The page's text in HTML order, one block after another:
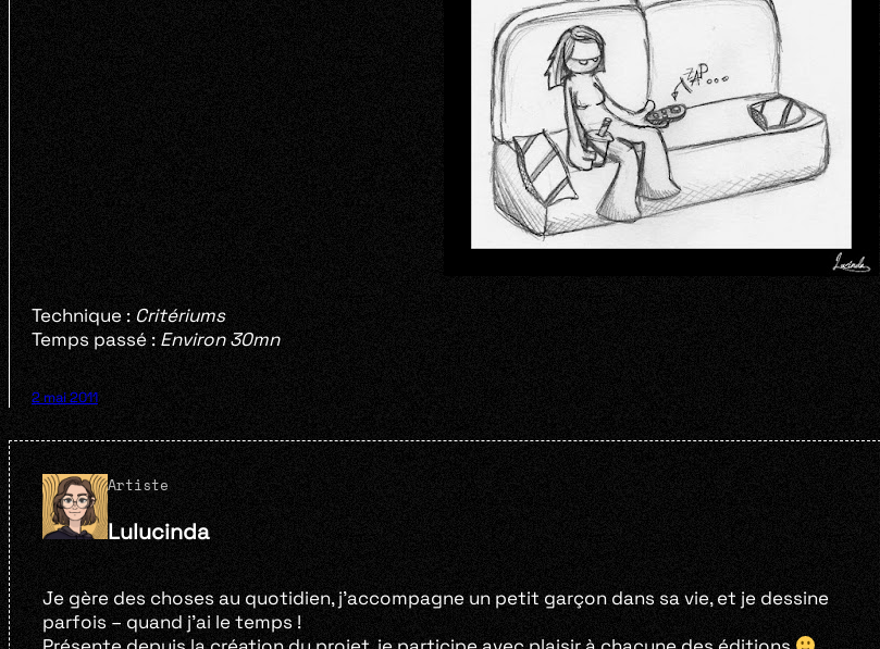
Technique : Critériums
Temps passé : Environ 30mn
2 mai 2011
Artiste
Lulucinda
Je gère des choses au quotidien, j’accompagne un petit garçon dans sa vie, et je dessine
parfois – quand j’ai le temps !